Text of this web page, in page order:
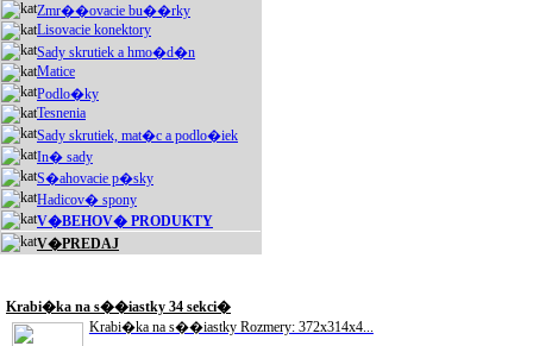
Zmr��ovacie bu��rky
Lisovacie konektory
Sady skrutiek a hmo�d�n
Matice
Podlo�ky
Tesnenia
Sady skrutiek, mat�c a podlo�iek
In� sady
S�ahovacie p�sky
Hadicov� spony
V�BEHOV� PRODUKTY
V�PREDAJ
Krabi�ka na s��iastky 34 sekci�
Krabi�ka na s��iastky Rozmery: 372x314x4...